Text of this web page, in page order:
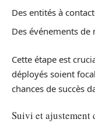
Des entités à
Des événements
Cette étape est
déployés soient
chances de succès
Suivi et ajustement